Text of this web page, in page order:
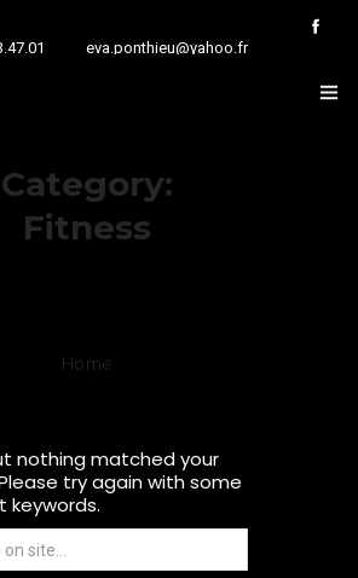
eva.ponthieu@yahoo.fr
Category:
Fitness
Home
nothing matched your
try again with some
keywords.